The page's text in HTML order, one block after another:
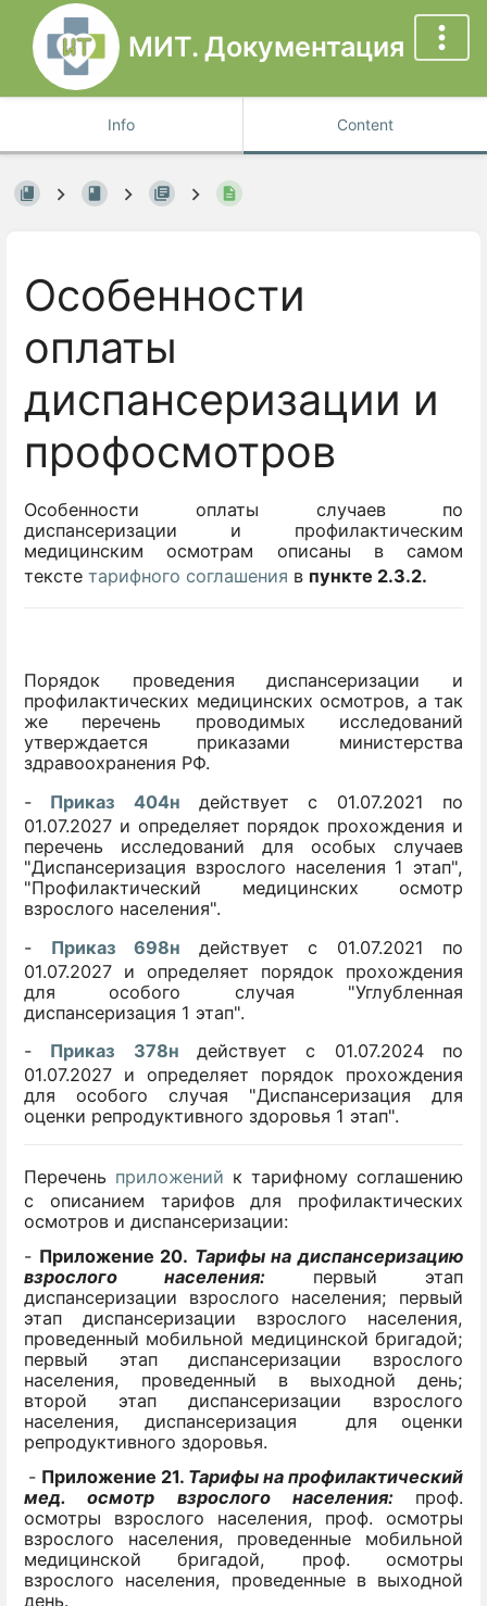
МИТ. Документация
Info Content
Особенности
оплаты
диспансеризации и
профосмотров
Особенности оплаты случаев по
диспансеризации и профилактическим
медицинским осмотрам описаны в самом
тексте тарифного соглашения в пункте 2.3.2.
Порядок проведения диспансеризации и
профилактических медицинских осмотров, а так
же перечень проводимых исследований
утверждается приказами министерства
здравоохранения РФ.
-
Приказ 404н
действует с 01.07.2021 по
01.07.2027 и определяет порядок прохождения и
перечень исследований для особых случаев
"Диспансеризация взрослого населения 1 этап",
"Профилактический медицинских осмотр
взрослого населения".
-
Приказ 698н
действует с 01.07.2021 по
01.07.2027 и определяет порядок прохождения
для особого случая "Углубленная
диспансеризация 1 этап".
-
Приказ 378н
действует с 01.07.2024 по
01.07.2027 и определяет порядок прохождения
для особого случая "Диспансеризация для
оценки репродуктивного здоровья 1 этап".
Перечень приложений к тарифному соглашению
с описанием тарифов для профилактических
осмотров и диспансеризации:
- Приложение 20. Тарифы на диспансеризацию
взрослого населения:
первый этап
диспансеризации взрослого населения; первый
этап диспансеризации взрослого населения,
проведенный мобильной медицинской бригадой;
первый этап диспансеризации взрослого
населения, проведенный в выходной день;
второй этап диспансеризации взрослого
населения, диспансеризация для оценки
репродуктивного здоровья.
- Приложение 21. Тарифы на профилактический
мед. осмотр
взрослого населения:
проф.
осмотры взрослого населения, проф. осмотры
взрослого населения, проведенные мобильной
медицинской бригадой, проф. осмотры
взрослого населения, проведенные в выходной
день.